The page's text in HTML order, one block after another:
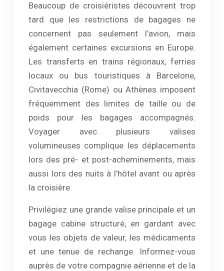
Beaucoup de croisiéristes découvrent trop
tard que les restrictions de bagages ne
concernent pas seulement l’avion, mais
également certaines excursions en Europe.
Les transferts en trains régionaux, ferries
locaux ou bus touristiques à Barcelone,
Civitavecchia (Rome) ou Athènes imposent
fréquemment des limites de taille ou de
poids pour les bagages accompagnés.
Voyager avec plusieurs valises
volumineuses complique les déplacements
lors des pré- et post-acheminements, mais
aussi lors des nuits à l’hôtel avant ou après
la croisière.
Privilégiez une grande valise principale et un
bagage cabine structuré, en gardant avec
vous les objets de valeur, les médicaments
et une tenue de rechange. Informez-vous
auprès de votre compagnie aérienne et de la